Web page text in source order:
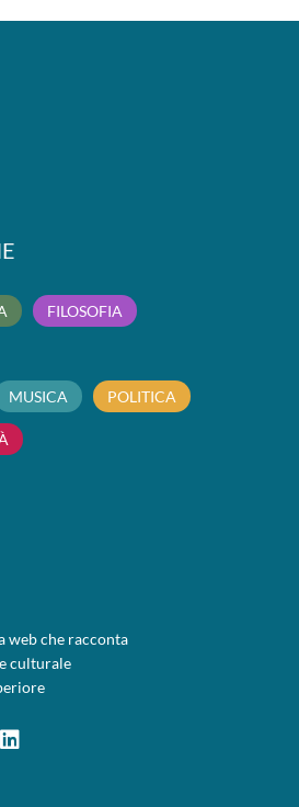
FILOSOFIA
MUSICA POLITICA
web che racconta
culturale